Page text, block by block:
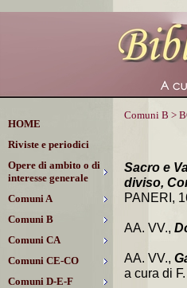
HOME
Riviste e periodici
Opere di ambito o di
interesse generale
Comuni A
Comuni B
Comuni CA
Comuni CE-CO
Comuni D-E-F
Comuni B >
Sacro e
diviso,
PANERI,
AA. VV.,
AA. VV.,
a cura di